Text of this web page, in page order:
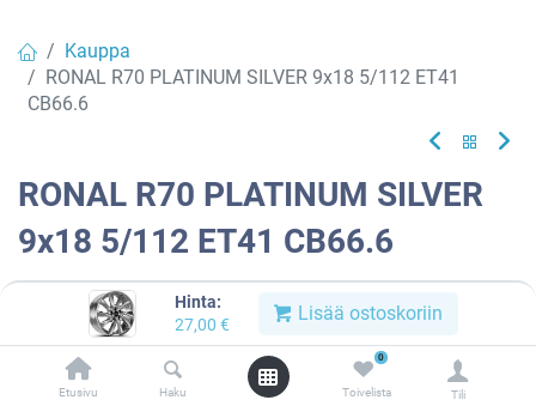
Hinta:
27,00 € Lisää ostoskoriin
Etusivu Haku
0
Toivelista Tili
Kauppa
RONAL R70 PLATINUM SILVER 9x18 5/112 ET41
CB66.6
RONAL R70 PLATINUM SILVER
9x18 5/112 ET41 CB66.6
EAN:4053881262209 Tuotekoodi:913412
Tällä tuotteella ei ole kelvollista yhdistelmää.